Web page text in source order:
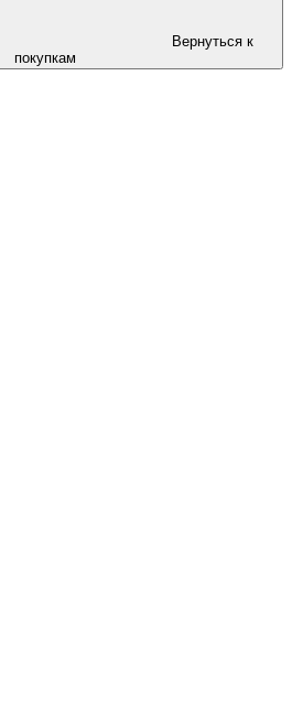
Вернуться к
покупкам